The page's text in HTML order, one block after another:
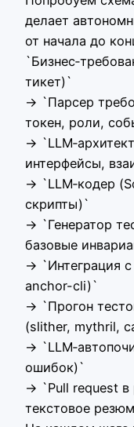
делает
от начала до
тикет)`
→ `Парсер
токен, роли,
→
интерфейсы,
→ `LLM‑кодер
скрипты)`
→ `Генератор
базовые
→ `Интеграция
anchor-cli)`
→ `Прогон
(slither, mythril,
→
ошибок)`
→ `Pull request в
текстовое